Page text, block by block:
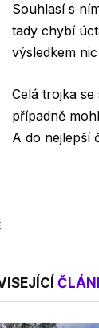
Souhlasí s
tady chybí
výsledkem
Celá trojka
případně
A do nejlepší